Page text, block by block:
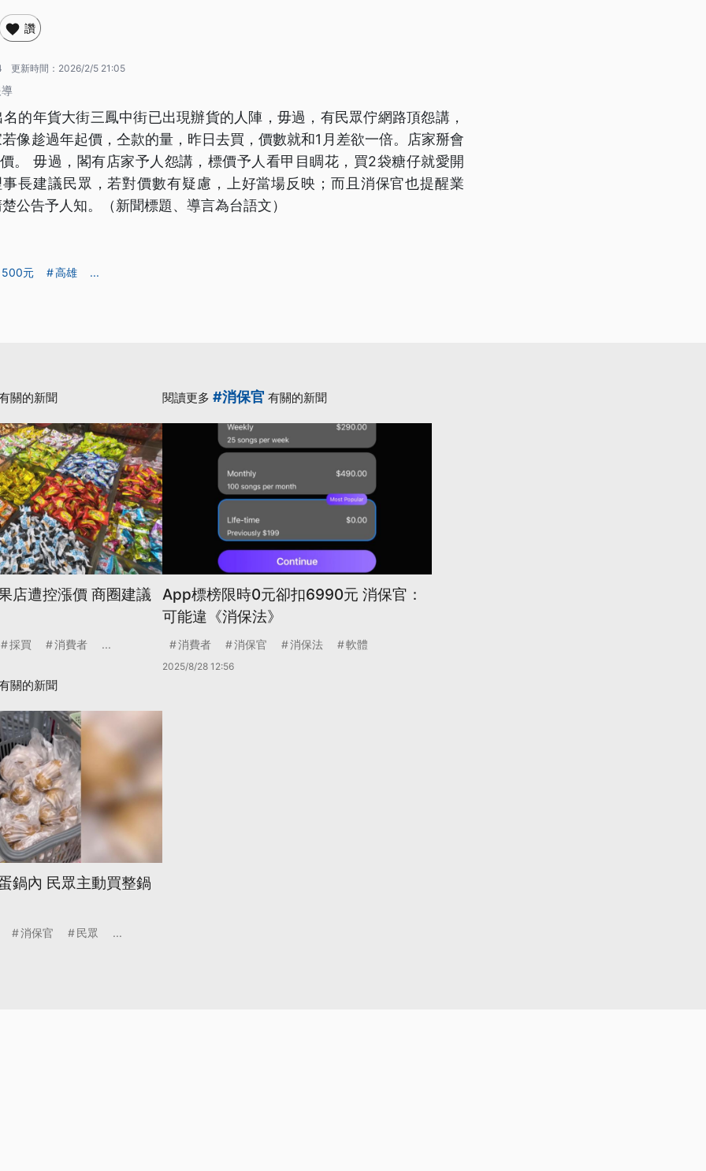
讚
更新時間： 2026/2/5 21:05
的年貨大街三鳳中街已出現辦貨的人陣，毋過，有民眾佇網路頂怨講，
像趁過年起價，仝款的量，昨日去買，價數就和1月差欲一倍。店家掰會
。 毋過，閣有店家予人怨講，標價予人看甲目睭花，買2袋糖仔就愛開
長建議民眾，若對價數有疑慮，上好當場反映；而且消保官也提醒業
公告予人知。（新聞標題、導言為台語文）
500元 高雄 ...
關的新聞
店遭控漲價 商圈建議
採買 消費者 ...
閱讀更多 #消保官 有關的新聞
App標榜限時0元卻扣6990元 消保官：
可能違《消保法》
消費者 消保官 消保法 軟體
2025/8/28 12:56
關的新聞
鍋內 民眾主動買整鍋
消保官 民眾 ...